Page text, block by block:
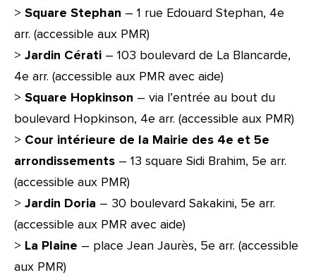
> Square Stephan – 1 rue Edouard Stephan, 4e
arr. (accessible aux PMR)
> Jardin Cérati – 103 boulevard de La Blancarde,
4e arr. (accessible aux PMR avec aide)
> Square Hopkinson – via l’entrée au bout du
boulevard Hopkinson, 4e arr. (accessible aux PMR)
> Cour intérieure de la Mairie des 4e et 5e
arrondissements – 13 square Sidi Brahim, 5e arr.
(accessible aux PMR)
> Jardin Doria – 30 boulevard Sakakini, 5e arr.
(accessible aux PMR avec aide)
> La Plaine – place Jean Jaurès, 5e arr. (accessible
aux PMR)